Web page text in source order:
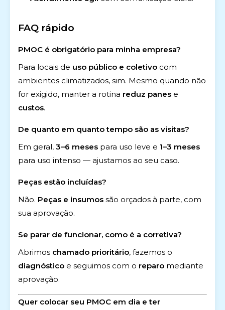
FAQ rápido
PMOC é obrigatório para minha empresa?
Para locais de uso público e coletivo com
ambientes climatizados, sim. Mesmo quando não
for exigido, manter a rotina reduz panes e
custos.
De quanto em quanto tempo são as visitas?
Em geral, 3–6 meses para uso leve e 1–3 meses
para uso intenso — ajustamos ao seu caso.
Peças estão incluídas?
Não. Peças e insumos são orçados à parte, com
sua aprovação.
Se parar de funcionar, como é a corretiva?
Abrimos chamado prioritário, fazemos o
diagnóstico e seguimos com o reparo mediante
aprovação.
Quer colocar seu PMOC em dia e ter